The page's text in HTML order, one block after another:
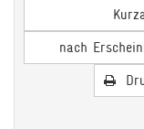
nach